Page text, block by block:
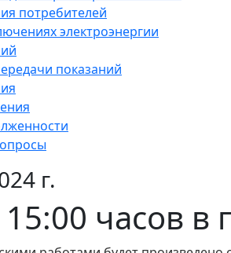
потребителей
электроэнергии
показаний
г.
15:00 часов